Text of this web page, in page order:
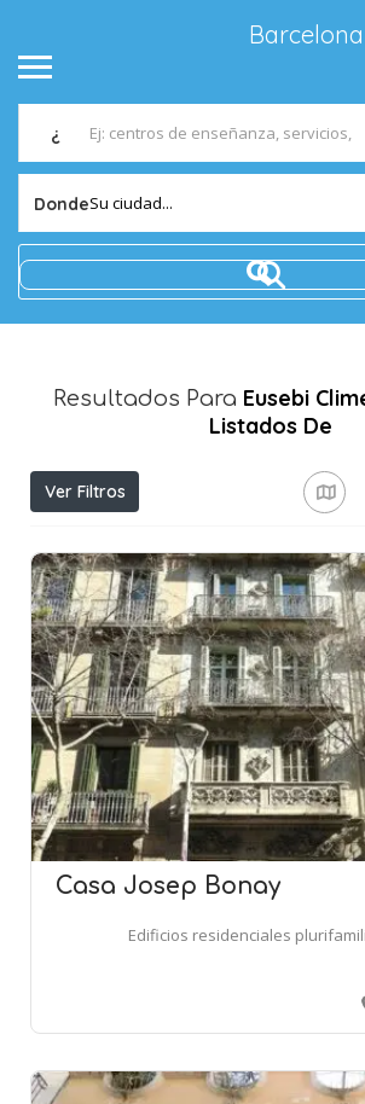
¿
DondeSu ciudad...
Resultados Para Eusebi
Listados De
Ver Filtros
Casa Josep Bonay
Edificios residenciales